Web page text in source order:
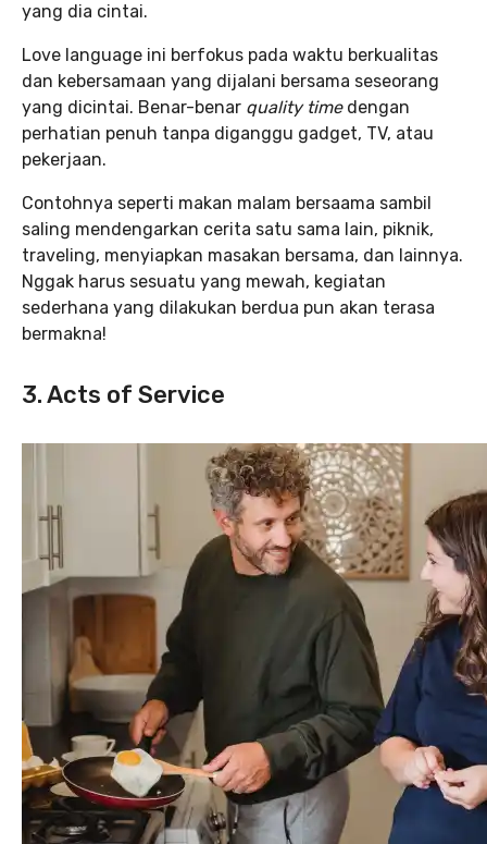
yang dia cintai.
Love language ini berfokus pada waktu berkualitas
dan kebersamaan yang dijalani bersama seseorang
yang dicintai. Benar-benar quality time dengan
perhatian penuh tanpa diganggu gadget, TV, atau
pekerjaan.
Contohnya seperti makan malam bersaama sambil
saling mendengarkan cerita satu sama lain, piknik,
traveling, menyiapkan masakan bersama, dan lainnya.
Nggak harus sesuatu yang mewah, kegiatan
sederhana yang dilakukan berdua pun akan terasa
bermakna!
3. Acts of Service